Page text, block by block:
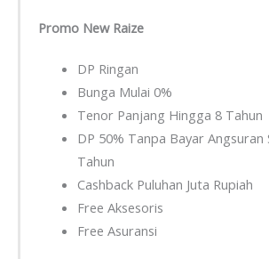
Promo New Raize
DP Ringan
Bunga Mulai 0%
Tenor Panjang Hingga 8 Tahun
DP 50% Tanpa Bayar Angsuran
Tahun
Cashback Puluhan Juta Rupiah
Free Aksesoris
Free Asuransi